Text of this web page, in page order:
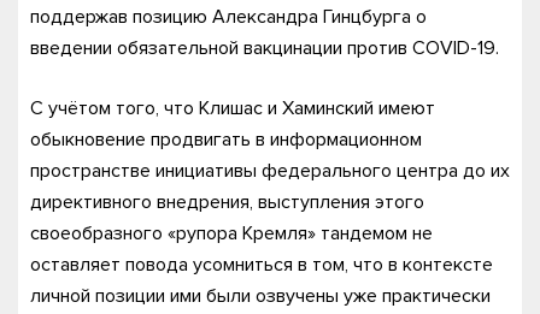
поддержав позицию Александра Гинцбурга о
введении обязательной вакцинации против COVID-19.
С учётом того, что Клишас и Хаминский имеют
обыкновение продвигать в информационном
пространстве инициативы федерального центра до их
директивного внедрения, выступления этого
своеобразного «рупора Кремля» тандемом не
оставляет повода усомниться в том, что в контексте
личной позиции ими были озвучены уже практически